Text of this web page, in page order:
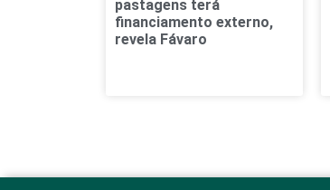
pastagens terá
financiamento externo,
revela Fávaro